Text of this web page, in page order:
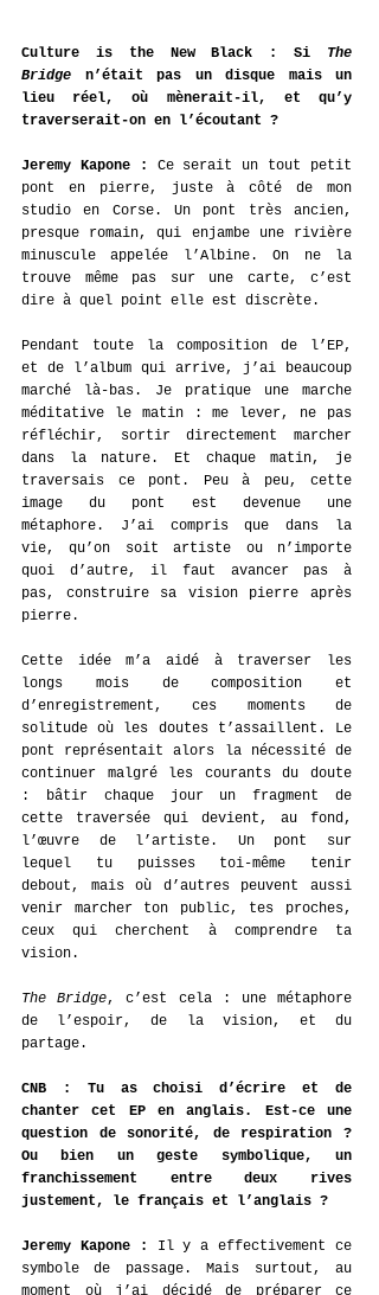
Culture is the New Black : Si The
Bridge n’était pas un disque mais un
lieu réel, où mènerait-il, et qu’y
traverserait-on en l’écoutant ?
Jeremy Kapone : Ce serait un tout petit
pont en pierre, juste à côté de mon
studio en Corse. Un pont très ancien,
presque romain, qui enjambe une rivière
minuscule appelée l’Albine. On ne la
trouve même pas sur une carte, c’est
dire à quel point elle est discrète.
Pendant toute la composition de l’EP,
et de l’album qui arrive, j’ai beaucoup
marché là-bas. Je pratique une marche
méditative le matin : me lever, ne pas
réfléchir, sortir directement marcher
dans la nature. Et chaque matin, je
traversais ce pont. Peu à peu, cette
image du pont est devenue une
métaphore. J’ai compris que dans la
vie, qu’on soit artiste ou n’importe
quoi d’autre, il faut avancer pas à
pas, construire sa vision pierre après
pierre.
Cette idée m’a aidé à traverser les
longs mois de composition et
d’enregistrement, ces moments de
solitude où les doutes t’assaillent. Le
pont représentait alors la nécessité de
continuer malgré les courants du doute
: bâtir chaque jour un fragment de
cette traversée qui devient, au fond,
l’œuvre de l’artiste. Un pont sur
lequel tu puisses toi-même tenir
debout, mais où d’autres peuvent aussi
venir marcher ton public, tes proches,
ceux qui cherchent à comprendre ta
vision.
The Bridge, c’est cela : une métaphore
de l’espoir, de la vision, et du
partage.
CNB : Tu as choisi d’écrire et de
chanter cet EP en anglais. Est-ce une
question de sonorité, de respiration ?
Ou bien un geste symbolique, un
franchissement entre deux rives
justement, le français et l’anglais ?
Jeremy Kapone :
Il y a effectivement ce
symbole de passage. Mais surtout, au
moment où j’ai décidé de préparer ce